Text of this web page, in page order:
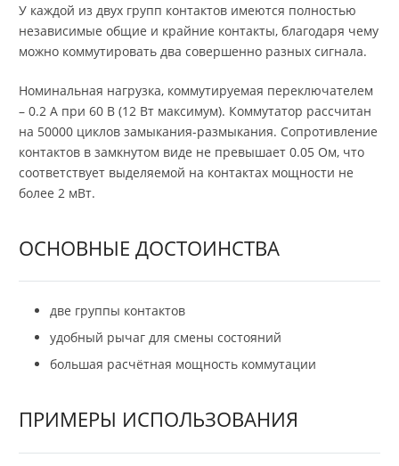
У каждой из двух групп контактов имеются полностью
независимые общие и крайние контакты, благодаря чему
можно коммутировать два совершенно разных сигнала.
Номинальная нагрузка, коммутируемая переключателем
– 0.2 А при 60 В (12 Вт максимум). Коммутатор рассчитан
на 50000 циклов замыкания-размыкания. Сопротивление
контактов в замкнутом виде не превышает 0.05 Ом, что
соответствует выделяемой на контактах мощности не
более 2 мВт.
ОСНОВНЫЕ ДОСТОИНСТВА
две группы контактов
удобный рычаг для смены состояний
большая расчётная мощность коммутации
ПРИМЕРЫ ИСПОЛЬЗОВАНИЯ